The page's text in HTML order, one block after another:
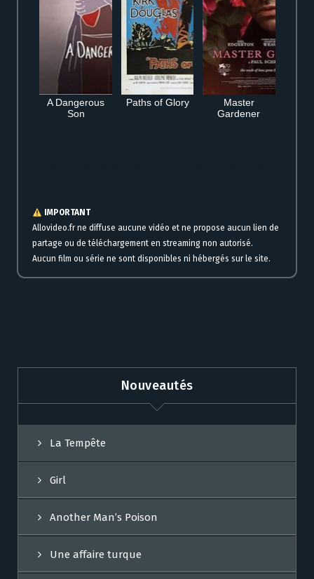
A Dangerous
Son
Paths of Glory
Master
Gardener
IMPORTANT
Allovideo.fr ne diffuse aucune vidéo et ne propose aucun lien de
partage ou de téléchargement en streaming non autorisé.
Aucun film ou série ne sont disponibles ni hébergés sur le site.
Nouveautés
La Tempête
Girl
Another Man’s Poison
Une affaire turque